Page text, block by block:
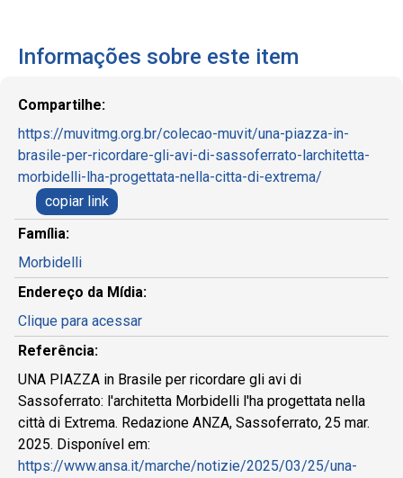
Informações sobre este item
Compartilhe:
https://muvitmg.org.br/colecao-muvit/una-piazza-in-
brasile-per-ricordare-gli-avi-di-sassoferrato-larchitetta-
morbidelli-lha-progettata-nella-citta-di-extrema/
copiar link
Família:
Morbidelli
Endereço da Mídia:
Clique para acessar
Referência:
UNA PIAZZA in Brasile per ricordare gli avi di
Sassoferrato: l'architetta Morbidelli l'ha progettata nella
città di Extrema. Redazione ANZA, Sassoferrato, 25 mar.
2025. Disponível em:
https://www.ansa.it/marche/notizie/2025/03/25/una-